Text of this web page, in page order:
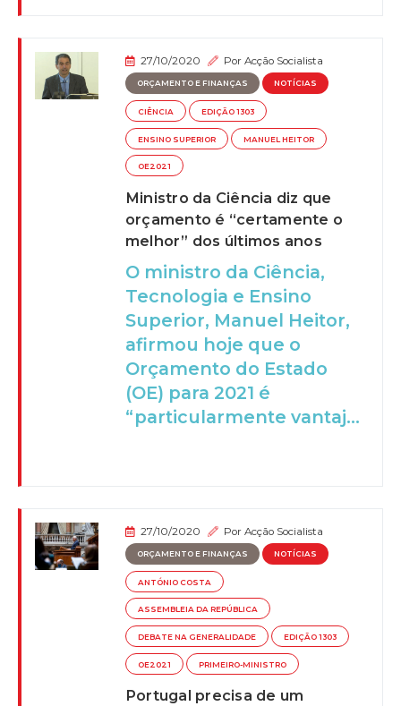
27/10/2020 PorAcção Socialista
ORÇAMENTO E FINANÇAS NOTÍCIAS
CIÊNCIA EDIÇÃO 1303
ENSINO SUPERIOR MANUEL HEITOR
OE2021
Ministro da Ciência diz que
orçamento é “certamente o
melhor” dos últimos anos
O ministro da Ciência,
Tecnologia e Ensino
Superior, Manuel Heitor,
afirmou hoje que o
Orçamento do Estado
(OE) para 2021 é
“particularmente vantaj...
27/10/2020 PorAcção Socialista
ORÇAMENTO E FINANÇAS NOTÍCIAS
ANTÓNIO COSTA
ASSEMBLEIA DA REPÚBLICA
DEBATE NA GENERALIDADE EDIÇÃO 1303
OE2021 PRIMEIRO-MINISTRO
Portugal precisa de um